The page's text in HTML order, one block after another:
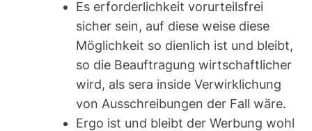
Es erforderlichkeit vorurteilsfrei
sicher sein, auf diese weise diese
Möglichkeit so dienlich ist und bleibt,
so die Beauftragung wirtschaftlicher
wird, als sera inside Verwirklichung
von Ausschreibungen der Fall wäre.
Ergo ist und bleibt der Werbung wohl